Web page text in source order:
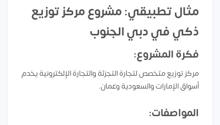
مثال تطبيقي: مشروع مركز توزيع
ذكي في دبي الجنوب
فكرة المشروع:
مركز توزيع متخصص لتجارة التجزئة والتجارة الإلكترونية يخدم
أسواق الإمارات والسعودية وعمان.
المواصفات: